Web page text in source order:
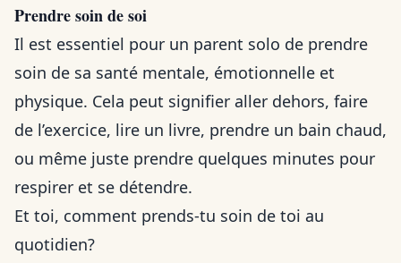
Prendre soin de soi
Il est essentiel pour un parent solo de prendre
soin de sa santé mentale, émotionnelle et
physique. Cela peut signifier aller dehors, faire
de l’exercice, lire un livre, prendre un bain chaud,
ou même juste prendre quelques minutes pour
respirer et se détendre.
Et toi, comment prends-tu soin de toi au
quotidien?